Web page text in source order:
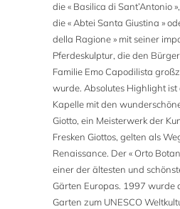
die « Basilica di Sant’Antonio
die « Abtei Santa Giustina »
della Ragione » mit seiner
Pferdeskulptur, die den
Familie Emo Capodilista
wurde. Absolutes Highlight ist
Kapelle mit den
Giotto, ein Meisterwerk der
Fresken Giottos, gelten als
Renaissance. Der « Orto
einer der ältesten und
Gärten Europas. 1997 wurde
Garten zum UNESCO